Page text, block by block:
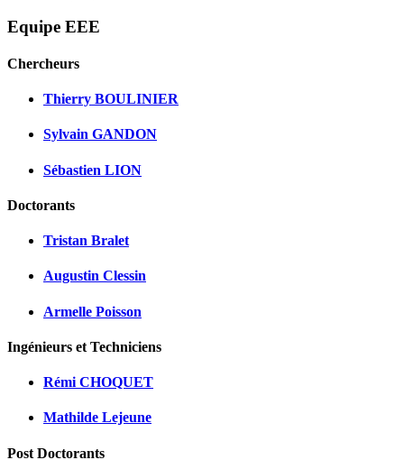
Equipe EEE
Chercheurs
Thierry BOULINIER
Sylvain GANDON
Sébastien LION
Doctorants
Tristan Bralet
Augustin Clessin
Armelle Poisson
Ingénieurs et Techniciens
Rémi CHOQUET
Mathilde Lejeune
Post Doctorants